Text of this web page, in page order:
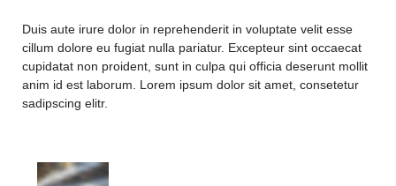
Duis aute irure dolor in reprehenderit in voluptate velit esse
cillum dolore eu fugiat nulla pariatur. Excepteur sint occaecat
cupidatat non proident, sunt in culpa qui officia deserunt mollit
anim id est laborum. Lorem ipsum dolor sit amet, consetetur
sadipscing elitr.